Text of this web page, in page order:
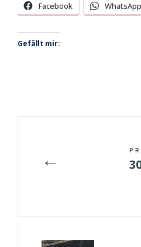
Facebook WhatsApp
Gefällt mir:
←